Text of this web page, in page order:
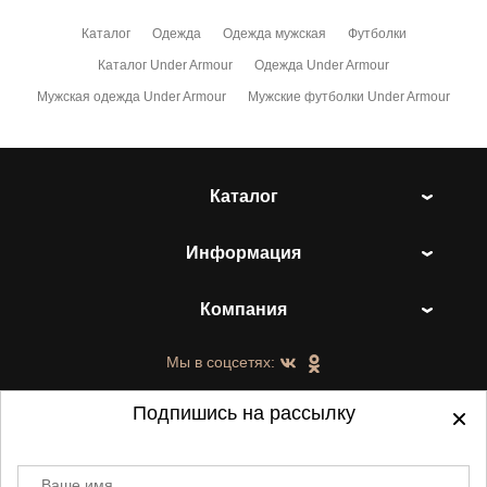
Каталог Одежда Одежда мужская Футболки
Каталог Under Armour Одежда Under Armour
Мужская одежда Under Armour Мужские футболки Under Armour
Каталог
Информация
Компания
Мы в соцсетях:
Подпишись на рассылку